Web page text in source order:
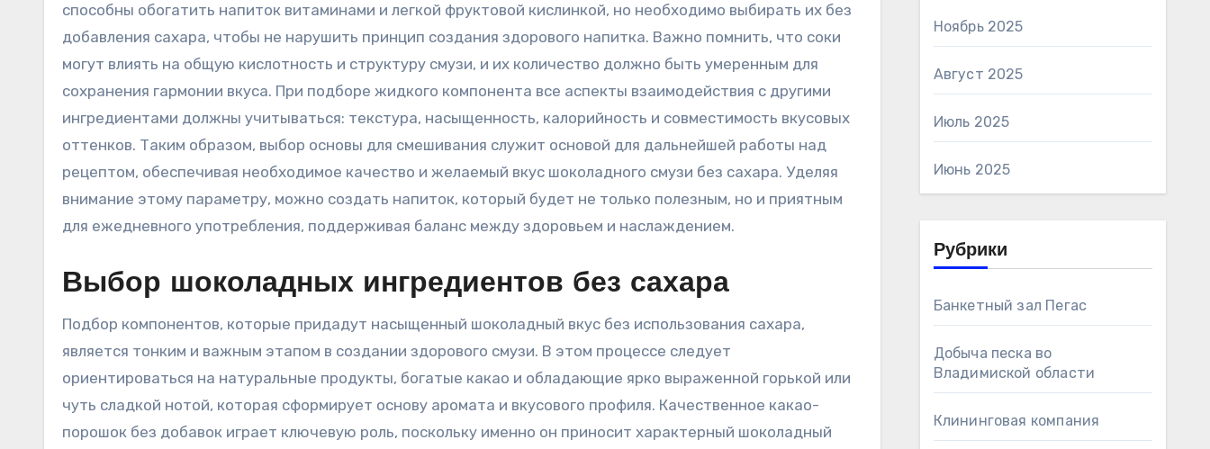
способны обогатить напиток витаминами и легкой фруктовой кислинкой, но необходимо выбирать их без
добавления сахара, чтобы не нарушить принцип создания здорового напитка. Важно помнить, что соки
могут влиять на общую кислотность и структуру смузи, и их количество должно быть умеренным для
сохранения гармонии вкуса. При подборе жидкого компонента все аспекты взаимодействия с другими
ингредиентами должны учитываться: текстура, насыщенность, калорийность и совместимость вкусовых
оттенков. Таким образом, выбор основы для смешивания служит основой для дальнейшей работы над
рецептом, обеспечивая необходимое качество и желаемый вкус шоколадного смузи без сахара. Уделяя
внимание этому параметру, можно создать напиток, который будет не только полезным, но и приятным
для ежедневного употребления, поддерживая баланс между здоровьем и наслаждением.
Выбор шоколадных ингредиентов без сахара
Подбор компонентов, которые придадут насыщенный шоколадный вкус без использования сахара,
является тонким и важным этапом в создании здорового смузи. В этом процессе следует
ориентироваться на натуральные продукты, богатые какао и обладающие ярко выраженной горькой или
чуть сладкой нотой, которая сформирует основу аромата и вкусового профиля. Качественное какао-
порошок без добавок играет ключевую роль, поскольку именно он приносит характерный шоколадный
Ноябрь 2025
Август 2025
Июль 2025
Июнь 2025
Рубрики
Банкетный зал Пегас
Добыча песка во
Владимиской области
Клининговая компания